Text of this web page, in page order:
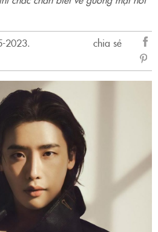
2023.
chia sẻ
sẻ